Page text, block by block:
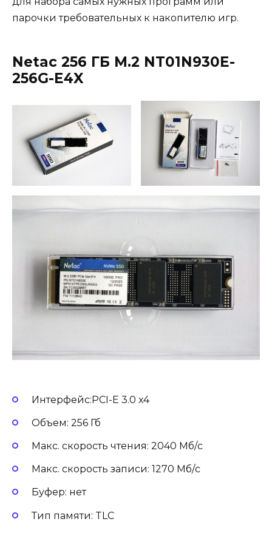
парочки требовательных к накопителю игр.
Netac 256 ГБ M.2 NT01N930E-
256G-E4X
Интерфейс:PCI-E 3.0 x4
Объем: 256 Гб
Макс. скорость чтения: 2040 Мб/с
Макс. скорость записи: 1270 Мб/с
Буфер: нет
Тип памяти: TLC